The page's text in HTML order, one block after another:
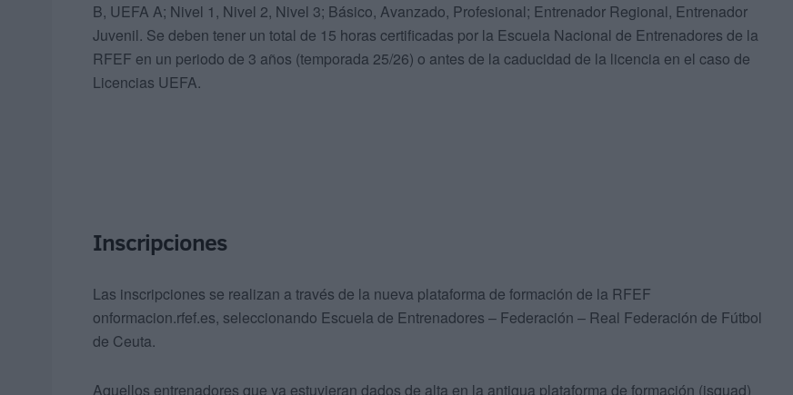
B, UEFA A; Nivel 1, Nivel 2, Nivel 3; Básico, Avanzado, Profesional; Entrenador Regional, Entrenador
Juvenil. Se deben tener un total de 15 horas certificadas por la Escuela Nacional de Entrenadores de la
RFEF en un periodo de 3 años (temporada 25/26) o antes de la caducidad de la licencia en el caso de
Licencias UEFA.
Inscripciones
Las inscripciones se realizan a través de la nueva plataforma de formación de la RFEF
onformacion.rfef.es, seleccionando Escuela de Entrenadores – Federación – Real Federación de Fútbol
de Ceuta.
Aquellos entrenadores que ya estuvieran dados de alta en la antigua plataforma de formación (isquad)